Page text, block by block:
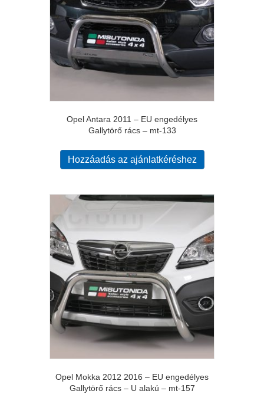
Opel Antara 2011 – EU engedélyes
Gallytörő rács – mt-133
Hozzáadás az ajánlatkéréshez
Opel Mokka 2012 2016 – EU engedélyes
Gallytörő rács – U alakú – mt-157